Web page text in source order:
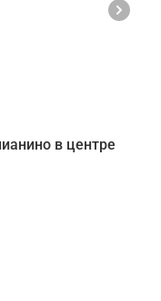
в центре